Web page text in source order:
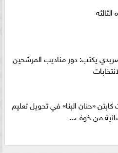
يكتب: دور مناديب المرشحين
«حنان البنا» في تحويل تعليم
من خوف...